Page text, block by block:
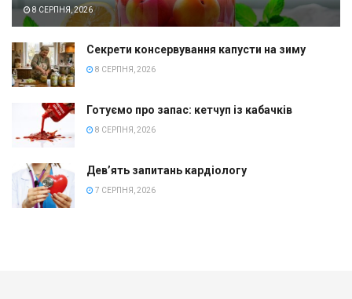
8 СЕРПНЯ, 2026
Секрети консервування капусти на зиму
8 СЕРПНЯ, 2026
Готуємо про запас: кетчуп із кабачків
8 СЕРПНЯ, 2026
Дев’ять запитань кардіологу
7 СЕРПНЯ, 2026